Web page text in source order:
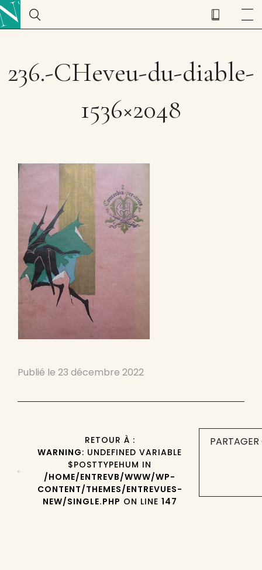
236.-CHeveu-du-diable-
1536×2048
Publié le 23 décembre 2022
RETOUR À :
WARNING: UNDEFINED VARIABLE
$POSTTYPEHUM IN
/HOME/ENTREVB/WWW/WP-
CONTENT/THEMES/ENTREVUES-
NEW/SINGLE.PHP ON LINE 147